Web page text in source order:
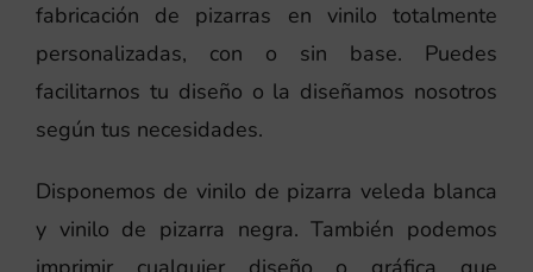
fabricación de pizarras en vinilo totalmente
personalizadas, con o sin base. Puedes
facilitarnos tu diseño o la diseñamos nosotros
según tus necesidades.
Disponemos de vinilo de pizarra veleda blanca
y vinilo de pizarra negra. También podemos